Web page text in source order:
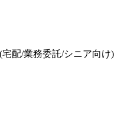
配/業務委託/シニア向け)